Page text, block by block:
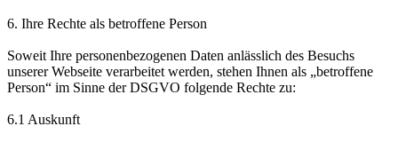
6. Ihre Rechte als betroffene Person
Soweit Ihre personenbezogenen Daten anlässlich des Besuchs
unserer Webseite verarbeitet werden, stehen Ihnen als „betroffene
Person“ im Sinne der DSGVO folgende Rechte zu:
6.1 Auskunft